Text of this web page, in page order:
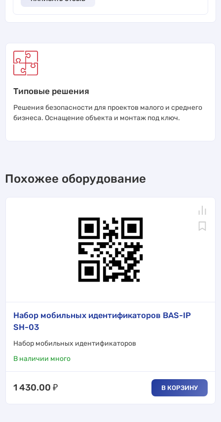
Типовые решения
Решения безопасности для проектов малого и среднего
бизнеса. Оснащение объекта и монтаж под ключ.
Похожее оборудование
Набор мобильных идентификаторов BAS-IP
SH-03
Набор мобильных идентификаторов
В наличии много
1 430.00 ₽ В КОРЗИНУ